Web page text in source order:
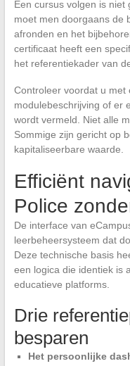
Een cursus volgen is
moet men doorgaans de
afronden en het
certificaat heeft een
het referentiekader van
Controleer voordat u met
modulebeschrijving of er
wordt vermeld. Niet alle
Sommige zijn gericht op
kapitaliseerbare waarde.
Efficiënt
Police
De interface van
leerbeheersysteem dat
Deze technische basis
een logica die identiek is
educatieve platforms.
Drie
besparen
Het persoonlijke